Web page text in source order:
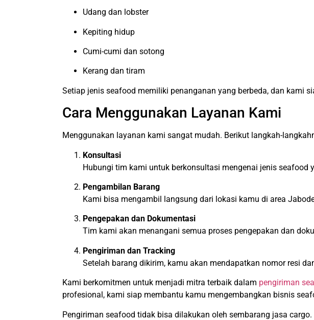
Udang dan lobster
Kepiting hidup
Cumi-cumi dan sotong
Kerang dan tiram
Setiap jenis seafood memiliki penanganan yang berbeda, dan kami
Cara Menggunakan Layanan Kami
Menggunakan layanan kami sangat mudah. Berikut langkah-
Konsultasi
Hubungi tim kami untuk berkonsultasi mengenai jenis
Pengambilan Barang
Kami bisa mengambil langsung dari lokasi kamu di area
Pengepakan dan Dokumentasi
Tim kami akan menangani semua proses pengepakan dan
Pengiriman dan Tracking
Setelah barang dikirim, kamu akan mendapatkan nomor resi
Kami berkomitmen untuk menjadi mitra terbaik dalam pengiriman
profesional, kami siap membantu kamu mengembangkan bisnis
Pengiriman seafood tidak bisa dilakukan oleh sembarang jasa